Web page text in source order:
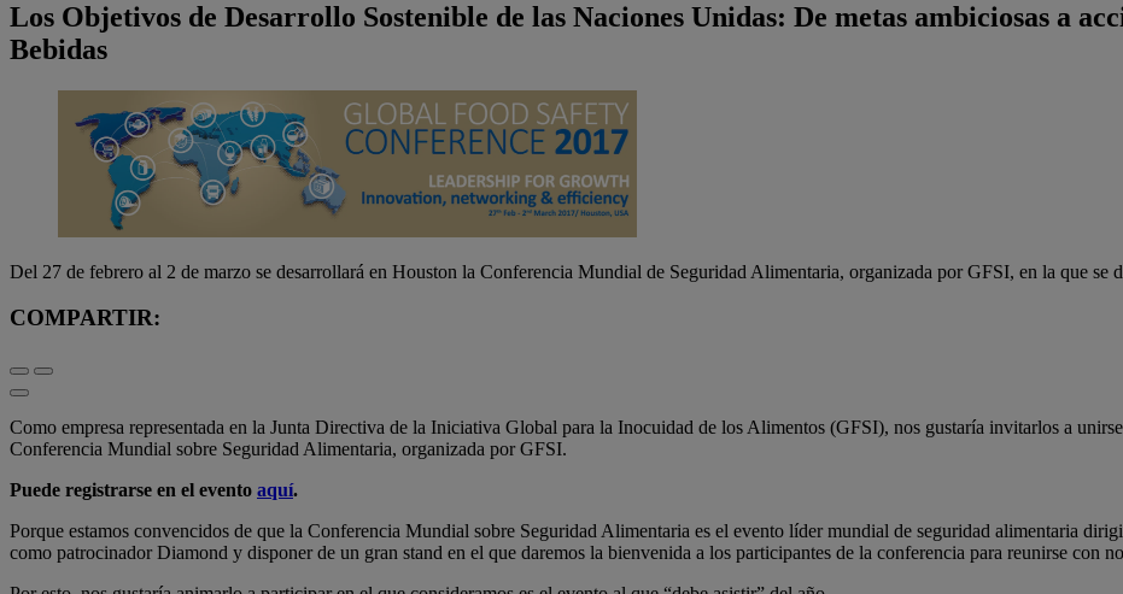
Los Objetivos de Desarrollo Sostenible de las Naciones Unidas: De metas ambiciosas a
Bebidas
Del 27 de febrero al 2 de marzo se desarrollará en Houston la Conferencia Mundial de Seguridad Alimentaria, organizada por GFSI, en la que
COMPARTIR:
Como empresa representada en la Junta Directiva de la Iniciativa Global para la Inocuidad de los Alimentos (GFSI), nos gustaría invitarlos a
Conferencia Mundial sobre Seguridad Alimentaria, organizada por GFSI.
Puede registrarse en el evento aquí.
Porque estamos convencidos de que la Conferencia Mundial sobre Seguridad Alimentaria es el evento líder mundial de seguridad alimentaria
como patrocinador Diamond y disponer de un gran stand en el que daremos la bienvenida a los participantes de la conferencia para reunirse con